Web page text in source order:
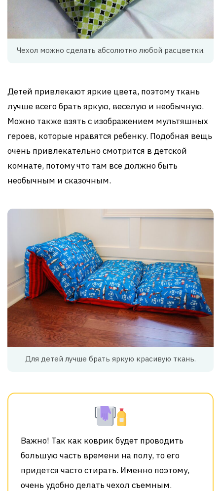
Чехол можно сделать абсолютно любой расцветки.
Детей привлекают яркие цвета, поэтому ткань
лучше всего брать яркую, веселую и необычную.
Можно также взять с изображением мультяшных
героев, которые нравятся ребенку. Подобная вещь
очень привлекательно смотрится в детской
комнате, потому что там все должно быть
необычным и сказочным.
Для детей лучше брать яркую красивую ткань.
Важно! Так как коврик будет проводить
большую часть времени на полу, то его
придется часто стирать. Именно поэтому,
очень удобно делать чехол съемным.